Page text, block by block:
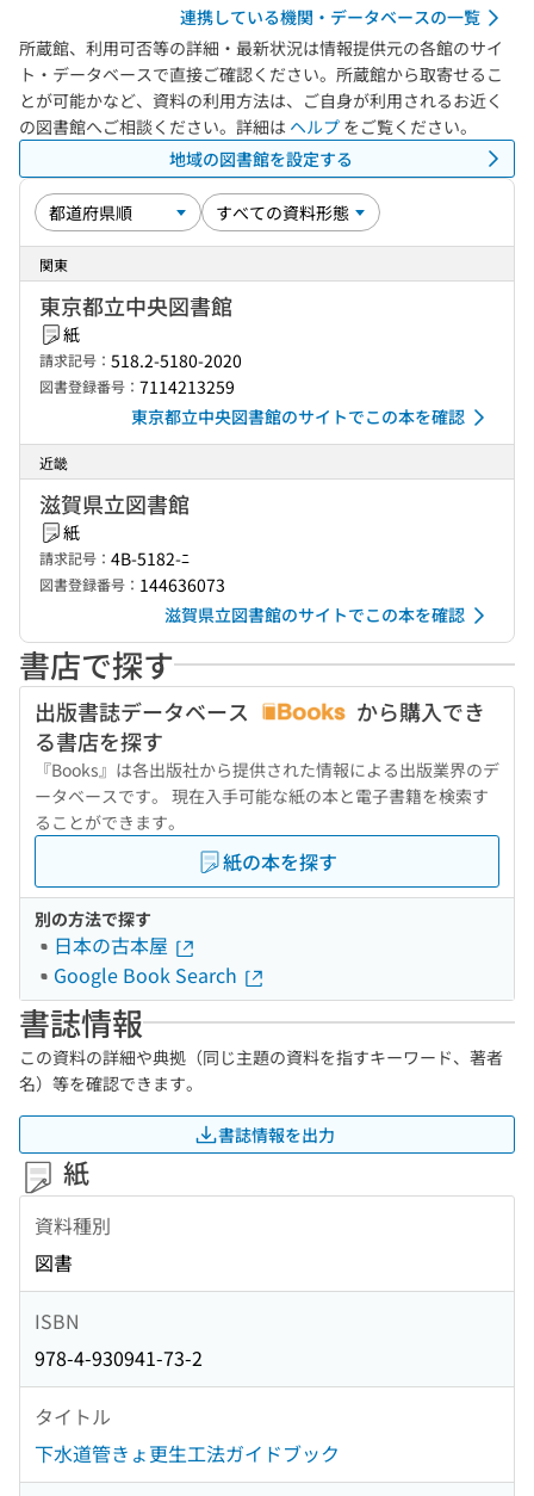
連携している機関・データベースの一覧
所蔵館、利用可否等の詳細・最新状況は情報提供元の各館のサイ
ト・データベースで直接ご確認ください。所蔵館から取寄せるこ
とが可能かなど、資料の利用方法は、ご自身が利用されるお近く
の図書館へご相談ください。詳細は ヘルプ をご覧ください。
地域の図書館を設定する
関東
東京都立中央図書館
紙
請求記号： 518.2-5180-2020
図書登録番号： 7114213259
東京都立中央図書館のサイトでこの本を確認
近畿
滋賀県立図書館
紙
請求記号： 4B-5182-ﾆ
図書登録番号： 144636073
滋賀県立図書館のサイトでこの本を確認
書店で探す
出版書誌データベース
から購入でき
る書店を探す
『Books』は各出版社から提供された情報による出版業界のデ
ータベースです。 現在入手可能な紙の本と電子書籍を検索す
ることができます。
紙の本を探す
別の方法で探す
日本の古本屋
Google Book Search
書誌情報
この資料の詳細や典拠（同じ主題の資料を指すキーワード、著者
名）等を確認できます。
書誌情報を出力
紙
資料種別
図書
ISBN
978-4-930941-73-2
タイトル
下水道管きょ更生工法ガイドブック